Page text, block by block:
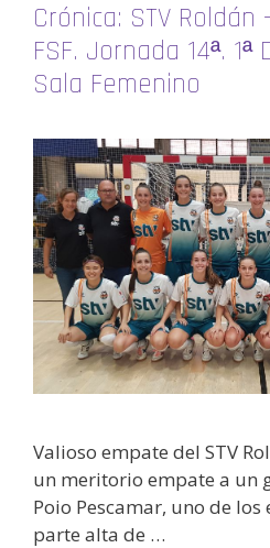
Crónica: STV Roldán
FSF. Jornada 14ª. 1ª
Sala Femenino
Valioso empate del STV
un meritorio empate a un
Poio Pescamar, uno de
parte alta de …